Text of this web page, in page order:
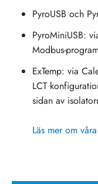
PyroUSB och
PyroMiniUSB:
Modbus-
ExTemp: via
LCT
sidan av
Läs mer om